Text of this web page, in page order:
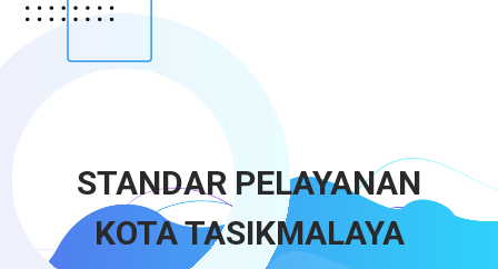
STANDAR PELAYANAN
KOTA TASIKMALAYA